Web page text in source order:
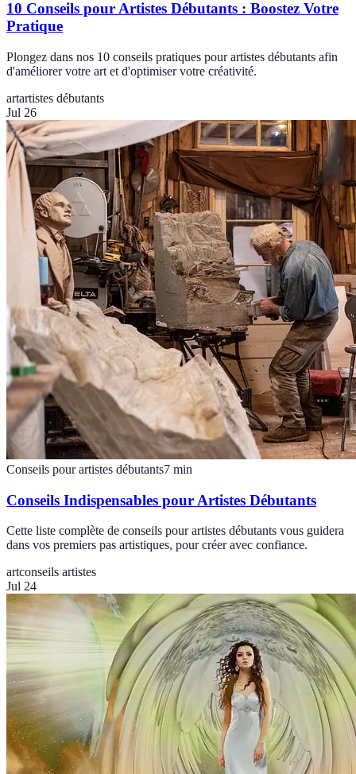
10 Conseils pour Artistes Débutants : Boostez Votre
Pratique
Plongez dans nos 10 conseils pratiques pour artistes débutants afin
d'améliorer votre art et d'optimiser votre créativité.
artartistes débutants
Jul 26
Conseils pour artistes débutants7 min
Conseils Indispensables pour Artistes Débutants
Cette liste complète de conseils pour artistes débutants vous guidera
dans vos premiers pas artistiques, pour créer avec confiance.
artconseils artistes
Jul 24